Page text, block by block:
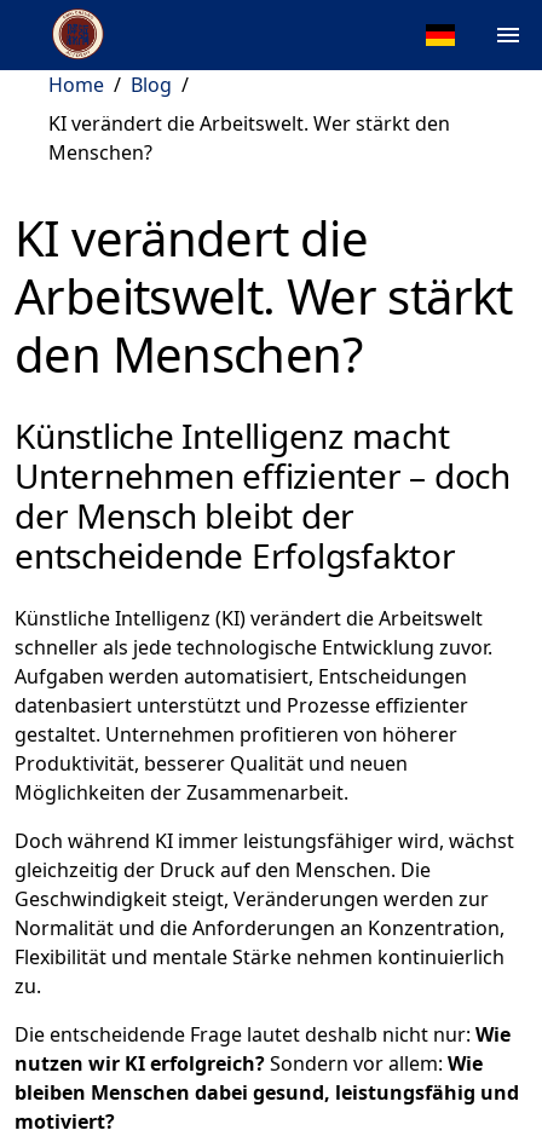
Home / Blog /
KI verändert die Arbeitswelt. Wer stärkt den
Menschen?
KI verändert die
Arbeitswelt. Wer stärkt
den Menschen?
Künstliche Intelligenz macht
Unternehmen effizienter – doch
der Mensch bleibt der
entscheidende Erfolgsfaktor
Künstliche Intelligenz (KI) verändert die Arbeitswelt
schneller als jede technologische Entwicklung zuvor.
Aufgaben werden automatisiert, Entscheidungen
datenbasiert unterstützt und Prozesse effizienter
gestaltet. Unternehmen profitieren von höherer
Produktivität, besserer Qualität und neuen
Möglichkeiten der Zusammenarbeit.
Doch während KI immer leistungsfähiger wird, wächst
gleichzeitig der Druck auf den Menschen. Die
Geschwindigkeit steigt, Veränderungen werden zur
Normalität und die Anforderungen an Konzentration,
Flexibilität und mentale Stärke nehmen kontinuierlich
zu.
Die entscheidende Frage lautet deshalb nicht nur: Wie
nutzen wir KI erfolgreich?Sondern vor allem: Wie
bleiben Menschen dabei gesund, leistungsfähig und
motiviert?